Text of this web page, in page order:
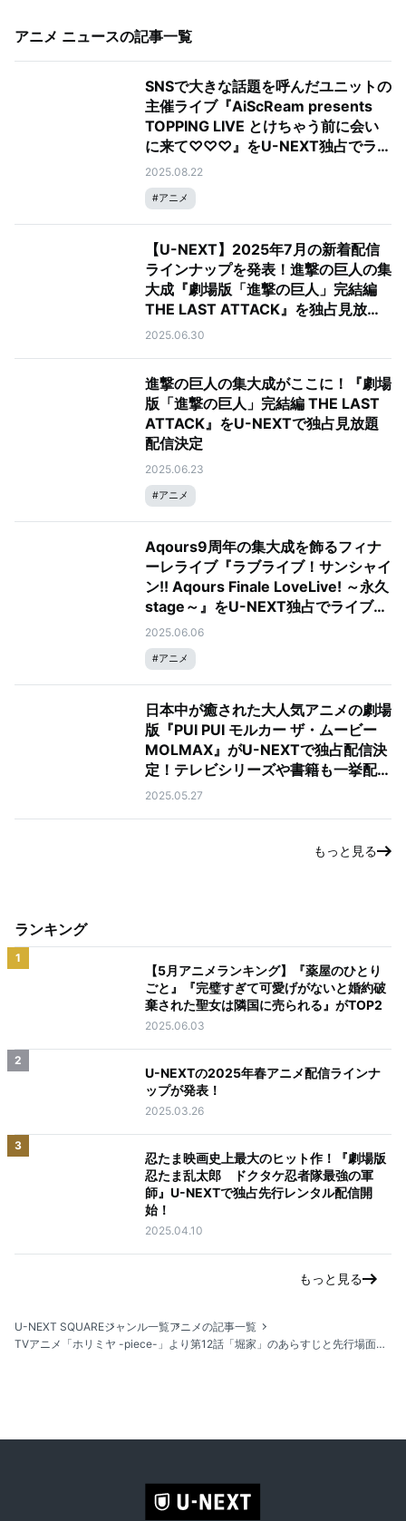
アニメ ニュースの記事一覧
SNSで大きな話題を呼んだユニットの
主催ライブ『AiScReam presents
TOPPING LIVE とけちゃう前に会い
に来て♡♡♡』をU-NEXT独占でライ
ブ配信決定！
2025.08.22
#アニメ
【U-NEXT】2025年7月の新着配信
ラインナップを発表！進撃の巨人の集
大成『劇場版「進撃の巨人」完結編
THE LAST ATTACK』を独占見放題
配信
2025.06.30
進撃の巨人の集大成がここに！『劇場
版「進撃の巨人」完結編 THE LAST
ATTACK』をU-NEXTで独占見放題
配信決定
2025.06.23
#アニメ
Aqours9周年の集大成を飾るフィナ
ーレライブ『ラブライブ！サンシャイ
ン!! Aqours Finale LoveLive! ～永久
stage～』をU-NEXT独占でライブ配
信！
2025.06.06
#アニメ
日本中が癒された大人気アニメの劇場
版『PUI PUI モルカー ザ・ムービー
MOLMAX』がU-NEXTで独占配信決
定！テレビシリーズや書籍も一挙配信
中！
2025.05.27
もっと見る
ランキング
1
【5月アニメランキング】『薬屋のひとり
ごと』『完璧すぎて可愛げがないと婚約破
棄された聖女は隣国に売られる』がTOP2
2025.06.03
2
U-NEXTの2025年春アニメ配信ラインナ
ップが発表！
2025.03.26
3
忍たま映画史上最大のヒット作！『劇場版
忍たま乱太郎 ドクタケ忍者隊最強の軍
師』U-NEXTで独占先行レンタル配信開
始！
2025.04.10
もっと見る
U-NEXT SQUAREジャンル一覧アニメの記事一覧
TVアニメ「ホリミヤ -piece-」より第12話「堀家」のあらすじと先行場面カットが到着！